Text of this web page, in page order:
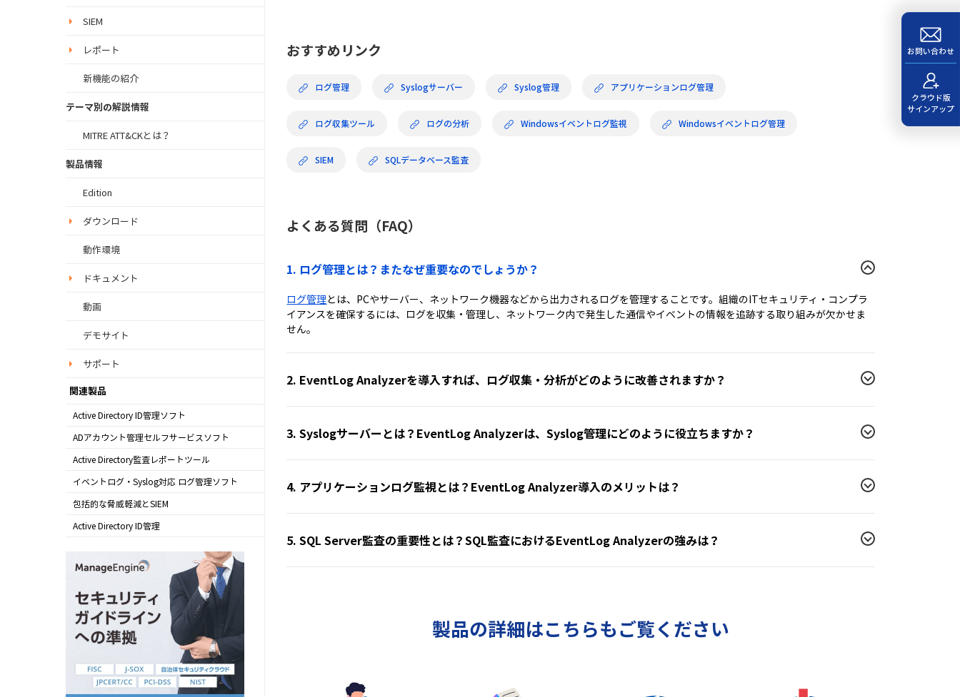
SIEM
レポート
新機能の紹介
テーマ別の解説情報
MITRE ATT&CKとは？
製品情報
Edition
ダウンロード
動作環境
ドキュメント
動画
デモサイト
サポート
関連製品
Active Directory ID管理ソフト
ADManager Plus
ADアカウント管理セルフサービスソフト
ADSelfService Plus
Active Directory監査レポートツール
ADAudit Plus
イベントログ・Syslog対応 ログ管理ソフト
EventLog Analyzer
包括的な脅威軽減とSIEM
Log360
Active Directory ID管理
おすすめリンク
ログ管理 Syslogサーバー Syslog管理 アプリケーションログ管理
ログ収集ツール ログの分析 Windowsイベントログ監視 Windowsイベントログ管理
SIEM SQLデータベース監査
よくある質問（FAQ）
1. ログ管理とは？またなぜ重要なのでしょうか？
ログ管理とは、PCやサーバー、ネットワーク機器などから出力されるログを管理することです。組織のITセキュリティ・コンプラ
イアンスを確保するには、ログを収集・管理し、ネットワーク内で発生した通信やイベントの情報を追跡する取り組みが欠かせま
せん。
2. EventLog Analyzerを導入すれば、ログ収集・分析がどのように改善されますか？
3. Syslogサーバーとは？EventLog Analyzerは、Syslog管理にどのように役立ちますか？
4. アプリケーションログ監視とは？EventLog Analyzer導入のメリットは？
5. SQL Server監査の重要性とは？SQL監査におけるEventLog Analyzerの強みは？
製品の詳細はこちらもご覧ください
お問い合わせ
クラウド版
サインアップ